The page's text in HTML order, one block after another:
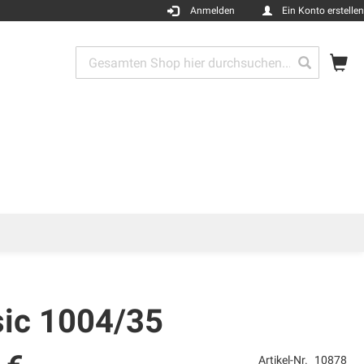
Anmelden Ein Konto erstellen
Search
1004/35
Artikel-Nr. 10878